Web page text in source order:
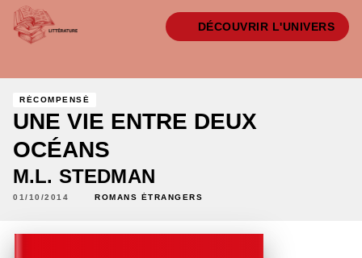
DÉCOUVRIR L'UNIVERS
RÉCOMPENSÉ
UNE VIE ENTRE DEUX
OCÉANS
M.L. STEDMAN
01/10/2014 ROMANS ÉTRANGERS